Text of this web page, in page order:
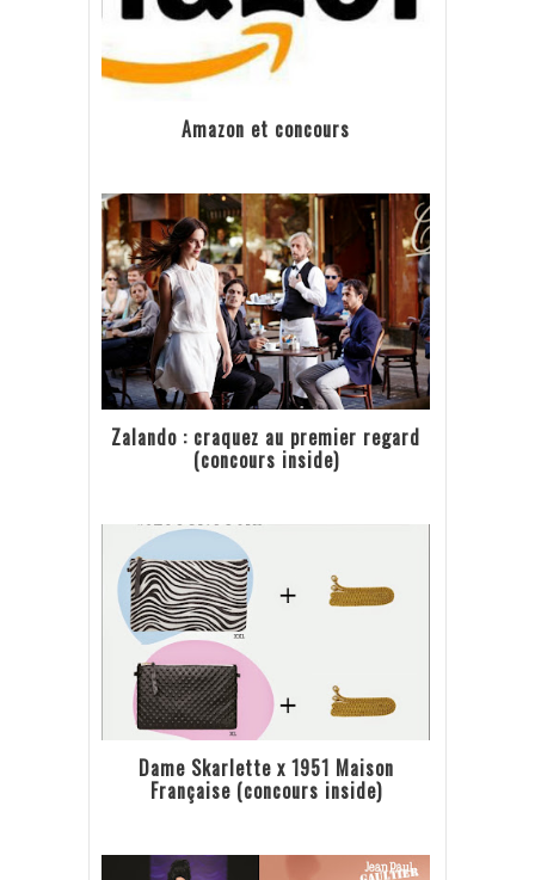
Amazon et concours
Zalando : craquez au premier regard
(concours inside)
Dame Skarlette x 1951 Maison
Française (concours inside)